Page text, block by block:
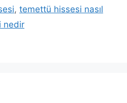
, temettü hissesi nasıl
nedir